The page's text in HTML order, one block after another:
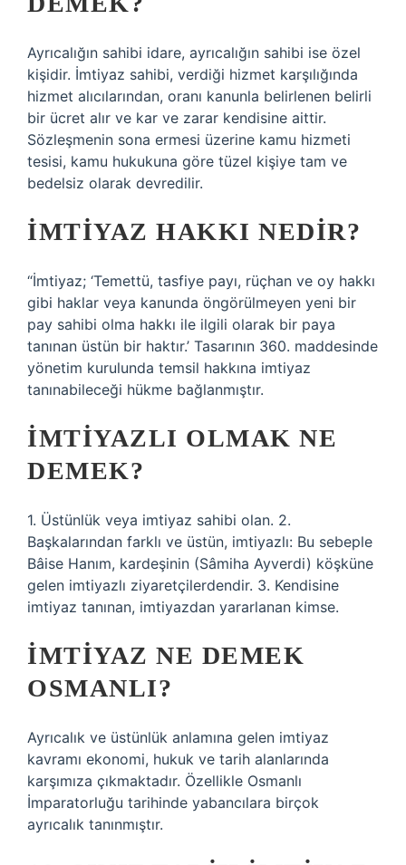
Ayrıcalığın sahibi idare, ayrıcalığın sahibi ise özel
kişidir. İmtiyaz sahibi, verdiği hizmet karşılığında
hizmet alıcılarından, oranı kanunla belirlenen belirli
bir ücret alır ve kar ve zarar kendisine aittir.
Sözleşmenin sona ermesi üzerine kamu hizmeti
tesisi, kamu hukukuna göre tüzel kişiye tam ve
bedelsiz olarak devredilir.
İMTIYAZ HAKKI NEDIR?
“İmtiyaz; ‘Temettü, tasfiye payı, rüçhan ve oy hakkı
gibi haklar veya kanunda öngörülmeyen yeni bir
pay sahibi olma hakkı ile ilgili olarak bir paya
tanınan üstün bir haktır.’ Tasarının 360. maddesinde
yönetim kurulunda temsil hakkına imtiyaz
tanınabileceği hükme bağlanmıştır.
İMTIYAZLI OLMAK NE
DEMEK?
1. Üstünlük veya imtiyaz sahibi olan. 2.
Başkalarından farklı ve üstün, imtiyazlı: Bu sebeple
Bâise Hanım, kardeşinin (Sâmiha Ayverdi) köşküne
gelen imtiyazlı ziyaretçilerdendir. 3. Kendisine
imtiyaz tanınan, imtiyazdan yararlanan kimse.
İMTIYAZ NE DEMEK
OSMANLI?
Ayrıcalık ve üstünlük anlamına gelen imtiyaz
kavramı ekonomi, hukuk ve tarih alanlarında
karşımıza çıkmaktadır. Özellikle Osmanlı
İmparatorluğu tarihinde yabancılara birçok
ayrıcalık tanınmıştır.